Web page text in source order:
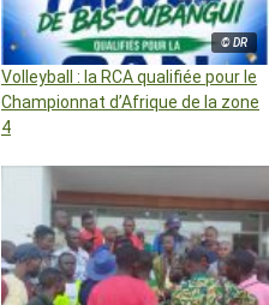
© DR
Volleyball : la RCA qualifiée pour le
Championnat d’Afrique de la zone
4